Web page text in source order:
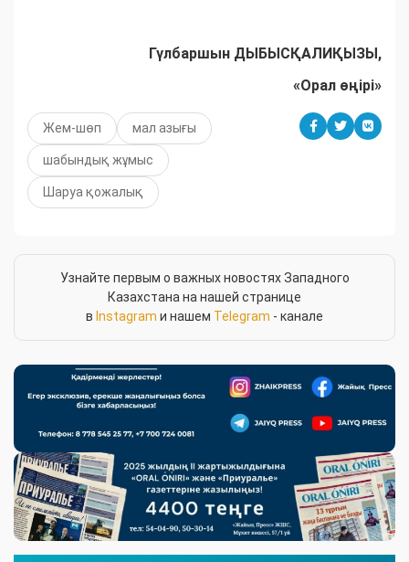
Гүлбаршын ДЫБЫСҚАЛИҚЫЗЫ,
«Орал өңірі»
Жем-шөп мал азығы
шабындық жұмыс
Шаруа қожалық
Узнайте первым о важных новостях Западного
Казахстана на нашей странице
в Instagram и нашем Telegram - канале